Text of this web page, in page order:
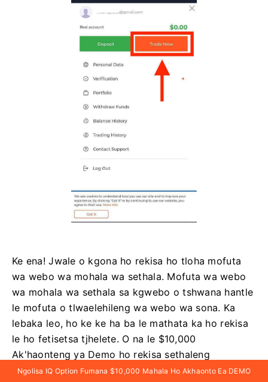
Ke ena! Jwale o kgona ho rekisa ho tloha mofuta
wa webo wa mohala wa sethala. Mofuta wa webo
wa mohala wa sethala sa kgwebo o tshwana hantle
le mofuta o tlwaelehileng wa webo wa sona. Ka
lebaka leo, ho ke ke ha ba le mathata ka ho rekisa
le ho fetisetsa tjhelete. O na le $10,000
Ak'haonteng ya Demo ho rekisa sethaleng
Ngolisa IQ Option Fumana $10,000 Mahala Ho Akhaonto Ea DEMO